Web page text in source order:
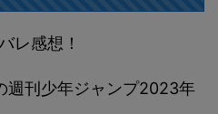
レ感想！
週刊少年ジャンプ2023年